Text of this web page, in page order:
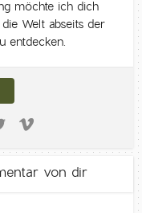
möchte ich dich
Welt abseits der
entdecken.
von dir